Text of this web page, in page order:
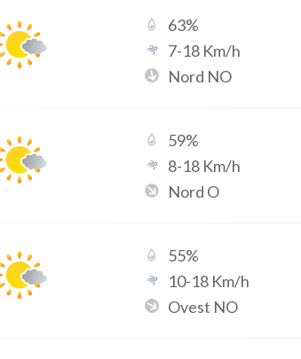
63%
7-18 Km/h
Nord NO
59%
8-18 Km/h
Nord O
55%
10-18 Km/h
Ovest NO